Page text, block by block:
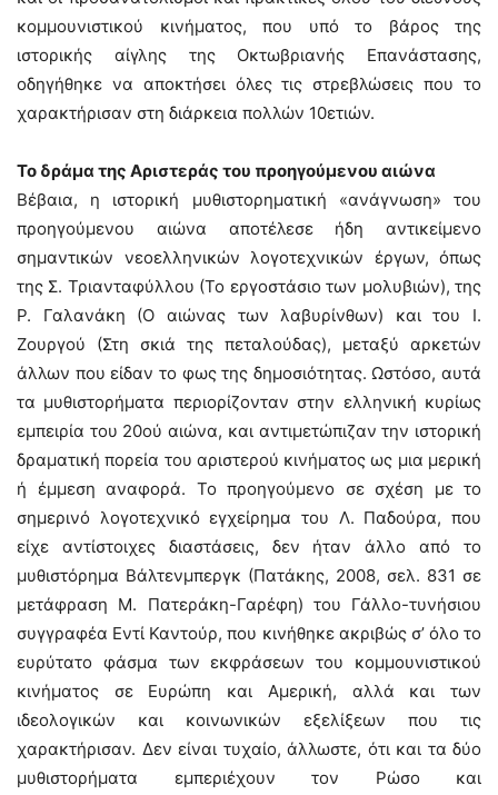
κομμουνιστικού κινήματος, που υπό το βάρος της
ιστορικής αίγλης της Οκτωβριανής Επανάστασης,
οδηγήθηκε να αποκτήσει όλες τις στρεβλώσεις που το
χαρακτήρισαν στη διάρκεια πολλών 10ετιών.
Το δράμα της Αριστεράς του προηγούμενου αιώνα
Βέβαια, η ιστορική μυθιστορηματική «ανάγνωση» του
προηγούμενου αιώνα αποτέλεσε ήδη αντικείμενο
σημαντικών νεοελληνικών λογοτεχνικών έργων, όπως
της Σ. Τριανταφύλλου (Το εργοστάσιο των μολυβιών), της
Ρ. Γαλανάκη (Ο αιώνας των λαβυρίνθων) και του Ι.
Ζουργού (Στη σκιά της πεταλούδας), μεταξύ αρκετών
άλλων που είδαν το φως της δημοσιότητας. Ωστόσο, αυτά
τα μυθιστορήματα περιορίζονταν στην ελληνική κυρίως
εμπειρία του 20ού αιώνα, και αντιμετώπιζαν την ιστορική
δραματική πορεία του αριστερού κινήματος ως μια μερική
ή έμμεση αναφορά. Το προηγούμενο σε σχέση με το
σημερινό λογοτεχνικό εγχείρημα του Λ. Παδούρα, που
είχε αντίστοιχες διαστάσεις, δεν ήταν άλλο από το
μυθιστόρημα Βάλτενμπεργκ (Πατάκης, 2008, σελ. 831 σε
μετάφραση Μ. Πατεράκη-Γαρέφη) του Γάλλο-τυνήσιου
συγγραφέα Εντί Καντούρ, που κινήθηκε ακριβώς σ’ όλο το
ευρύτατο φάσμα των εκφράσεων του κομμουνιστικού
κινήματος σε Ευρώπη και Αμερική, αλλά και των
ιδεολογικών και κοινωνικών εξελίξεων που τις
χαρακτήρισαν. Δεν είναι τυχαίο, άλλωστε, ότι και τα δύο
μυθιστορήματα εμπεριέχουν τον Ρώσο και